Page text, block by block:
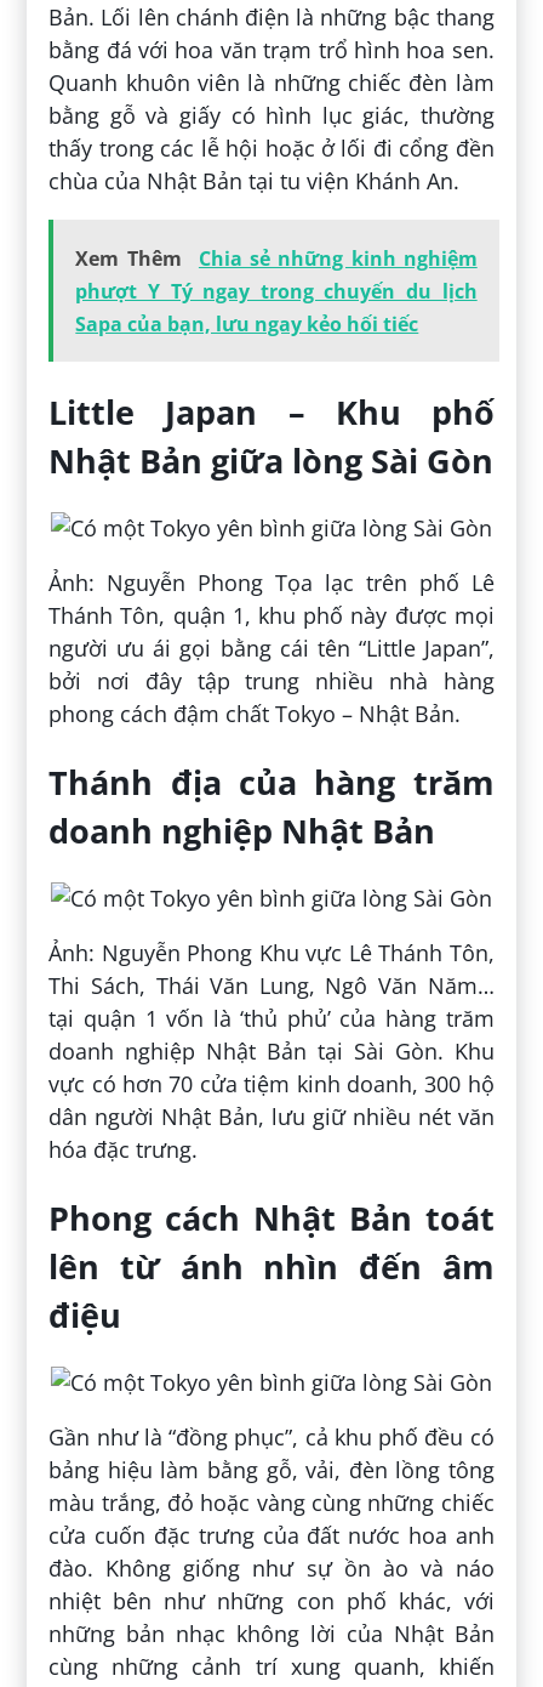
Bản. Lối lên chánh điện là những bậc thang
bằng đá với hoa văn trạm trổ hình hoa sen.
Quanh khuôn viên là những chiếc đèn làm
bằng gỗ và giấy có hình lục giác, thường
thấy trong các lễ hội hoặc ở lối đi cổng đền
chùa của Nhật Bản tại tu viện Khánh An.
Xem Thêm
Chia sẻ những kinh nghiệm
phượt Y Tý ngay trong chuyến du lịch
Sapa của bạn, lưu ngay kẻo hối tiếc
Little Japan – Khu phố
Nhật Bản giữa lòng Sài Gòn
Ảnh: Nguyễn Phong Tọa lạc trên phố Lê
Thánh Tôn, quận 1, khu phố này được mọi
người ưu ái gọi bằng cái tên “Little Japan”,
bởi nơi đây tập trung nhiều nhà hàng
phong cách đậm chất Tokyo – Nhật Bản.
Thánh địa của hàng trăm
doanh nghiệp Nhật Bản
Ảnh: Nguyễn Phong Khu vực Lê Thánh Tôn,
Thi Sách, Thái Văn Lung, Ngô Văn Năm…
tại quận 1 vốn là ‘thủ phủ’ của hàng trăm
doanh nghiệp Nhật Bản tại Sài Gòn. Khu
vực có hơn 70 cửa tiệm kinh doanh, 300 hộ
dân người Nhật Bản, lưu giữ nhiều nét văn
hóa đặc trưng.
Phong cách Nhật Bản toát
lên từ ánh nhìn đến âm
điệu
Gần như là “đồng phục”, cả khu phố đều có
bảng hiệu làm bằng gỗ, vải, đèn lồng tông
màu trắng, đỏ hoặc vàng cùng những chiếc
cửa cuốn đặc trưng của đất nước hoa anh
đào. Không giống như sự ồn ào và náo
nhiệt bên như những con phố khác, với
những bản nhạc không lời của Nhật Bản
cùng những cảnh trí xung quanh, khiến